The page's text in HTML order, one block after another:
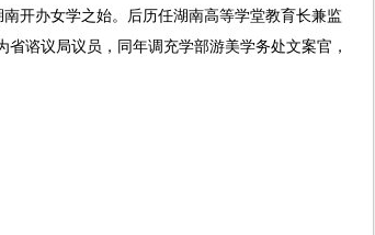
开办女学之始。后历任湖南高等学堂教育长兼监
谘议局议员，同年调充学部游美学务处文案官，